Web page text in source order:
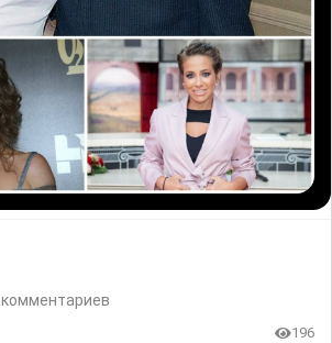
196